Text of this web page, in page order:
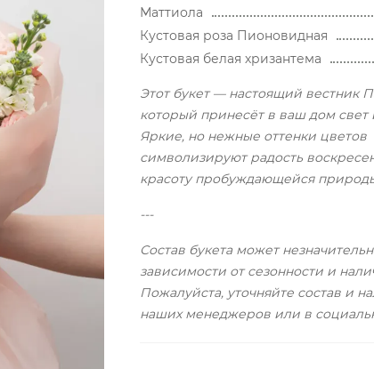
Маттиола
Кустовая роза Пионовидная
Кустовая белая хризантема
Этот букет — настоящий вестник
который принесёт в ваш дом свет
Яркие, но нежные оттенки цветов
символизируют радость
красоту пробуждающейся
---
Состав букета может
зависимости от сезонности и
Пожалуйста, уточняйте состав и
наших менеджеров или в